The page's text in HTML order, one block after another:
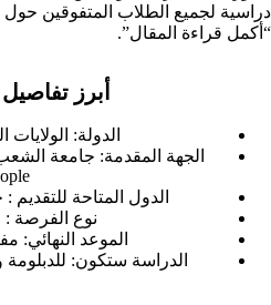
دراسية لجميع الطلاب المتفوقين حول
“أكمل قراءة المقال”.
أبرز
الدولة: الولايات
الدول المتاحة
نوع الفرصة :
الموعد النهائي:
الدراسة ستكون: للدبلومة